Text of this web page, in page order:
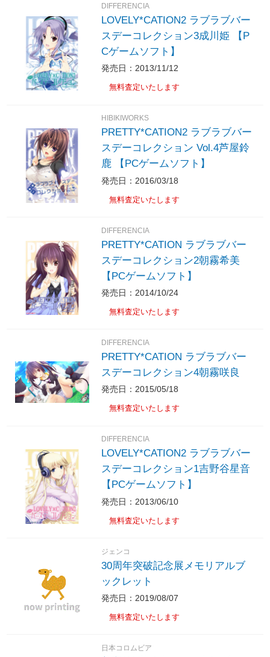
DIFFERENCIA
LOVELY*CATION2 ラブラブバー
スデーコレクション3成川姫 【P
Cゲームソフト】
発売日：2013/11/12
無料査定いたします
HIBIKIWORKS
PRETTY*CATION2 ラブラブバー
スデーコレクション Vol.4芦屋鈴
鹿 【PCゲームソフト】
発売日：2016/03/18
無料査定いたします
DIFFERENCIA
PRETTY*CATION ラブラブバー
スデーコレクション2朝霧希美
【PCゲームソフト】
発売日：2014/10/24
無料査定いたします
DIFFERENCIA
PRETTY*CATION ラブラブバー
スデーコレクション4朝霧咲良
発売日：2015/05/18
無料査定いたします
DIFFERENCIA
LOVELY*CATION2 ラブラブバー
スデーコレクション1吉野谷星音
【PCゲームソフト】
発売日：2013/06/10
無料査定いたします
ジェンコ
30周年突破記念展メモリアルブ
ックレット
発売日：2019/08/07
無料査定いたします
日本コロムビア